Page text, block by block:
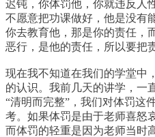
迟钝，你体罚他，你就违反人
不愿意把功课做好，他是没有
你去教育他，那是你的责任，
恶行，是他的责任，所以要把
现在我不知道在我们的学堂中
的认识。我前几天的讲学，一
“清明而完整”，我们对体罚这
考。如果体罚是由于老师喜怒
而体罚的轻重是因为老师当时